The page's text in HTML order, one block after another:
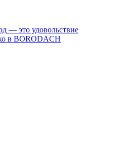
— это удовольствие
в BORODACH